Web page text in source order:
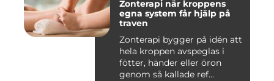
Zonterapi när kroppens
egna system får hjälp på
traven
Zonterapi bygger på idén att
hela kroppen avspeglas i
fötter, händer eller öron
genom så kallade ref...